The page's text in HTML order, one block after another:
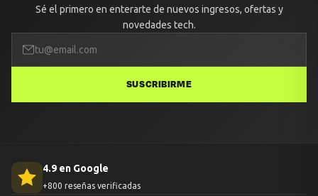
Sé el primero en enterarte de nuevos ingresos, ofertas y
novedades tech.
SUSCRIBIRME
4.9 en Google
+800 reseñas verificadas